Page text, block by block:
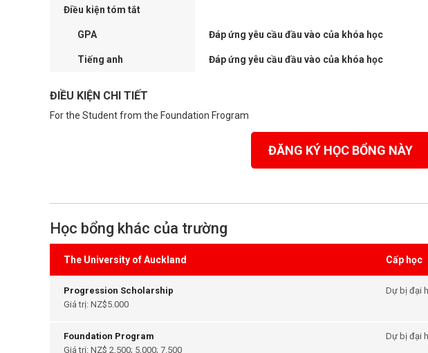
Điều kiện tóm tắt
GPA Đáp ứng yêu cầu đầu vào của khóa học
Tiếng anh Đáp ứng yêu cầu đầu vào của khóa học
ĐIỀU KIỆN CHI TIẾT
For the Student from the Foundation Frogram
ĐĂNG KÝ HỌC BỔNG NÀY
Học bổng khác của trường
The University of Auckland Cấp học
Progression Scholarship
Giá trị: NZ$5.000
Dự bị đại
Foundation Program
Giá trị: NZ$ 2,500; 5,000; 7.500
Dự bị đại